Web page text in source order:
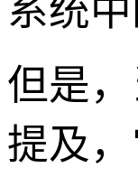
系统
但是
提及